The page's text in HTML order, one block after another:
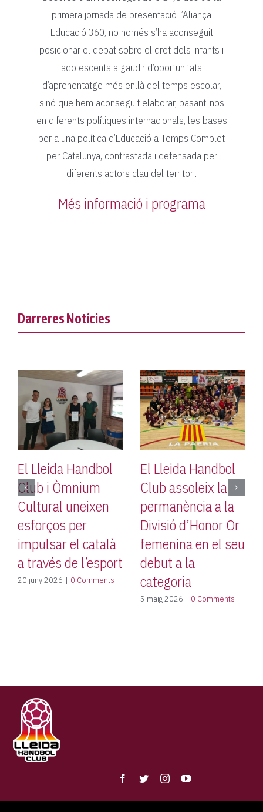
primera jornada de presentació l’Aliança
Educació 360, no només s’ha aconseguit
posicionar el debat sobre el dret dels infants i
adolescents a gaudir d’oportunitats
d’aprenentatge més enllà del temps escolar,
sinó que hem aconseguit elaborar, basant-nos
en diferents polítiques internacionals, les bases
per a una política d’Educació a Temps Complet
per Catalunya, contrastada i defensada per
diferents actors clau del territori.
Més informació i programa
Darreres Notícies
El Lleida Handbol
Club i Òmnium
Cultural uneixen
esforços per
impulsar el català
a través de l’esport
20 juny 2026 | 0 Comments
El Lleida Handbol
Club assoleix la
permanència a la
Divisió d’Honor Or
femenina en el seu
debut a la
categoria
5 maig 2026 | 0 Comments